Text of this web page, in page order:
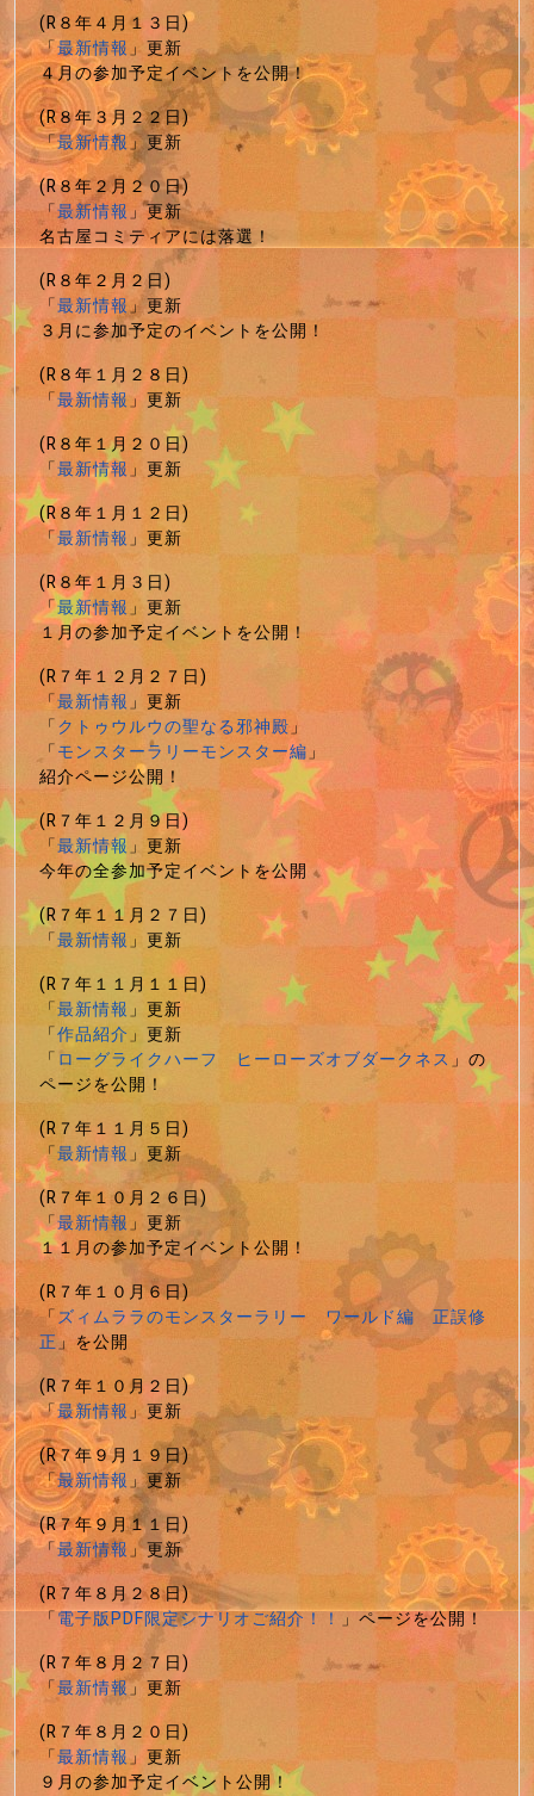
(R８年４月１３日)
「最新情報」更新
４月の参加予定イベントを公開！
(R８年３月２２日)
「最新情報」更新
(R８年２月２０日)
「最新情報」更新
名古屋コミティアには落選！
(R８年２月２日)
「最新情報」更新
３月に参加予定のイベントを公開！
(R８年１月２８日)
「最新情報」更新
(R８年１月２０日)
「最新情報」更新
(R８年１月１２日)
「最新情報」更新
(R８年１月３日)
「最新情報」更新
１月の参加予定イベントを公開！
(R７年１２月２７日)
「最新情報」更新
「クトゥウルウの聖なる邪神殿」
「モンスターラリーモンスター編」
紹介ページ公開！
(R７年１２月９日)
「最新情報」更新
今年の全参加予定イベントを公開
(R７年１１月２７日)
「最新情報」更新
(R７年１１月１１日)
「最新情報」更新
「作品紹介」更新
「ローグライクハーフ ヒーローズオブダークネス」の
ページを公開！
(R７年１１月５日)
「最新情報」更新
(R７年１０月２６日)
「最新情報」更新
１１月の参加予定イベント公開！
(R７年１０月６日)
「ズィムララのモンスターラリー ワールド編 正誤修
正」を公開
(R７年１０月２日)
「最新情報」更新
(R７年９月１９日)
「最新情報」更新
(R７年９月１１日)
「最新情報」更新
(R７年８月２８日)
「電子版PDF限定シナリオご紹介！！」ページを公開！
(R７年８月２７日)
「最新情報」更新
(R７年８月２０日)
「最新情報」更新
９月の参加予定イベント公開！